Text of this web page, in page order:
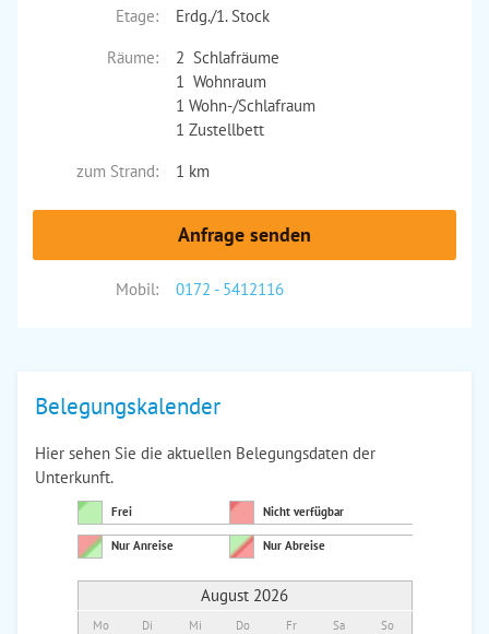
Etage:
Erdg./1. Stock
Räume:
2 Schlafräume
1 Wohnraum
1 Wohn-/Schlafraum
1 Zustellbett
zum Strand:
1 km
Anfrage senden
Mobil: 0172 - 5412116
Belegungskalender
Hier sehen Sie die aktuellen Belegungsdaten der
Unterkunft.
Frei Nicht verfügbar
Nur Anreise Nur Abreise
August 2026
Mo Di Mi Do Fr Sa So